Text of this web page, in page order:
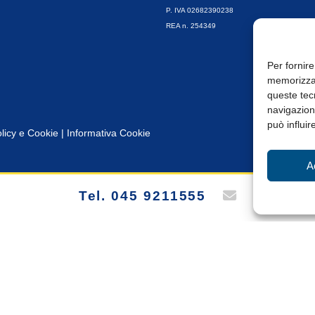
Per
queste
può
P. IVA 02682390238
REA n. 254349
e Cookie | Informativa Cookie
Tel. 045 9211555